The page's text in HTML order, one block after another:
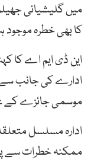
میں گلیشیائی
کا بھی خطرہ موجود
این ڈی ایم اے کا
ادارے کی جانب
موسمی جائزے کے
ادارہ مسلسل
ممکنہ خطرات سے